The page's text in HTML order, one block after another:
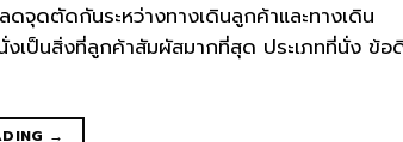
ดตัดกันระหว่างทางเดินลูกค้าและทางเดิน
เป็นสิ่งที่ลูกค้าสัมผัสมากที่สุด ประเภทที่นั่ง ข้อ
→